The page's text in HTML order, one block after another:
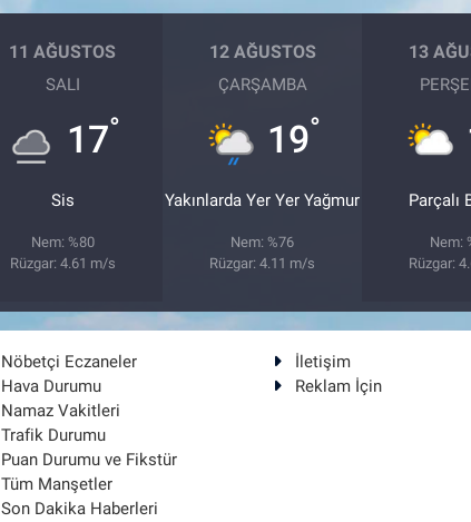
11 AĞUSTOS
SALI
17°
Sis
Nem: %80
Rüzgar: 4.61 m/s
12 AĞUSTOS
ÇARŞAMBA
19°
Yakınlarda Yer Yer Yağmur
Nem: %76
Rüzgar: 4.11 m/s
13
Parçalı
Nem:
Rüzgar:
Nöbetçi Eczaneler
Hava Durumu
Namaz Vakitleri
Trafik Durumu
Puan Durumu ve Fikstür
Tüm Manşetler
Son Dakika Haberleri
İletişim
Reklam İçin